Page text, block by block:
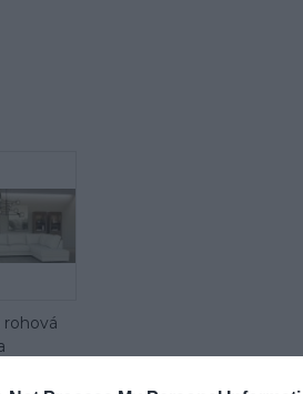
rohová